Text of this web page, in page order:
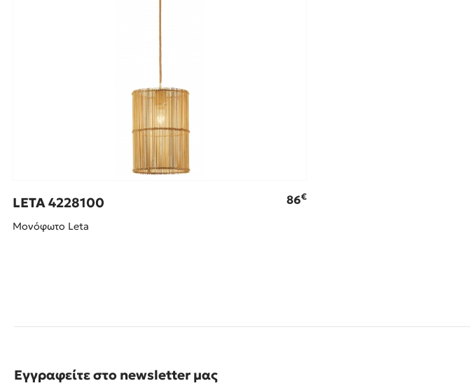
LETA 4228100 86€
Μονόφωτο Leta
Εγγραφείτε στο newsletter μας